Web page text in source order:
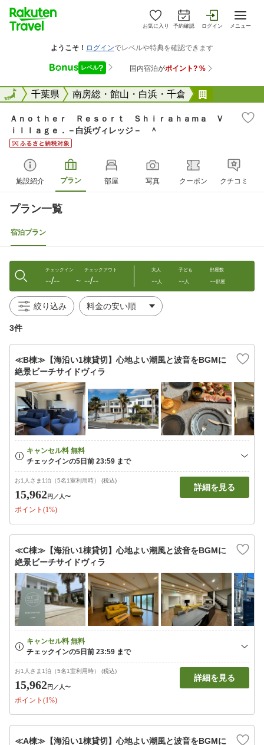
お気に入り 予約確認 ログイン メニュー
全国千葉県 南房総・館山・白浜・千倉
全国
Ａｎｏｔｈｅｒ Ｒｅｓｏｒｔ Ｓｈｉｒａｈａｍａ Ｖ
ｉｌｌａｇｅ．－白浜ヴィレッジ－ ＾
施設紹介 プラン 部屋 写真 クーポン クチコミ
プラン一覧
宿泊プラン
チェックイン
--/-- 〜
チェックアウト
--/--
大人
--人
子ども
--人
部屋数
--部屋
絞り込み
3件
≪B棟≫【海沿い1棟貸切】心地よい潮風と波音をBGMに
絶景ビーチサイドヴィラ
お1人さま1泊（5名1室利用時） (税込)
15,962円 ／人〜
ポイント(1%)
詳細を見る
≪C棟≫【海沿い1棟貸切】心地よい潮風と波音をBGMに
絶景ビーチサイドヴィラ
お1人さま1泊（5名1室利用時） (税込)
15,962円 ／人〜
ポイント(1%)
詳細を見る
≪A棟≫【海沿い1棟貸切】心地よい潮風と波音をBGMに